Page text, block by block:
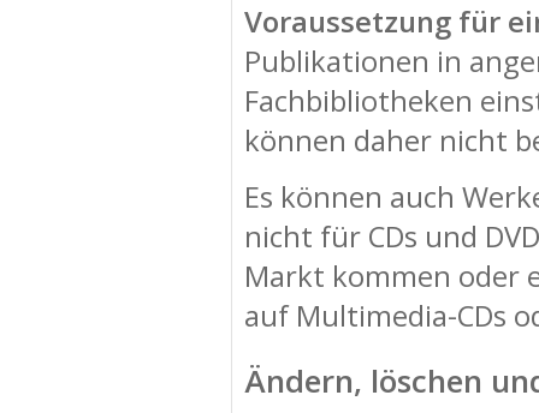
Voraussetzung für
Publikationen in
Fachbibliotheken
können daher nicht
Es können auch
nicht für CDs und
Markt kommen oder
auf Multimedia-CDs
Ändern, löschen